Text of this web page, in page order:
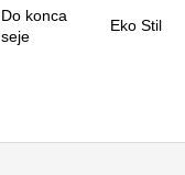
Do konca
seje
Eko Stil